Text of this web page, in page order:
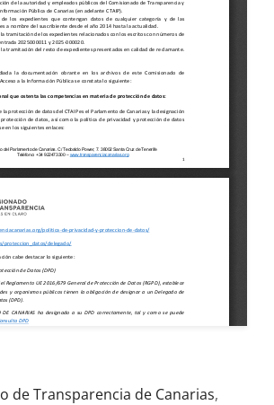
de Transparencia de Canarias,